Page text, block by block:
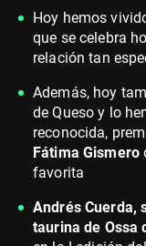
Hoy hemos
que se celebra
relación tan
Además, hoy
de Queso y lo
reconocida,
Fátima Gismero
favorita
Andrés Cuerda,
taurina de Ossa